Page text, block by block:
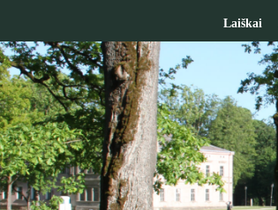
Laiškai